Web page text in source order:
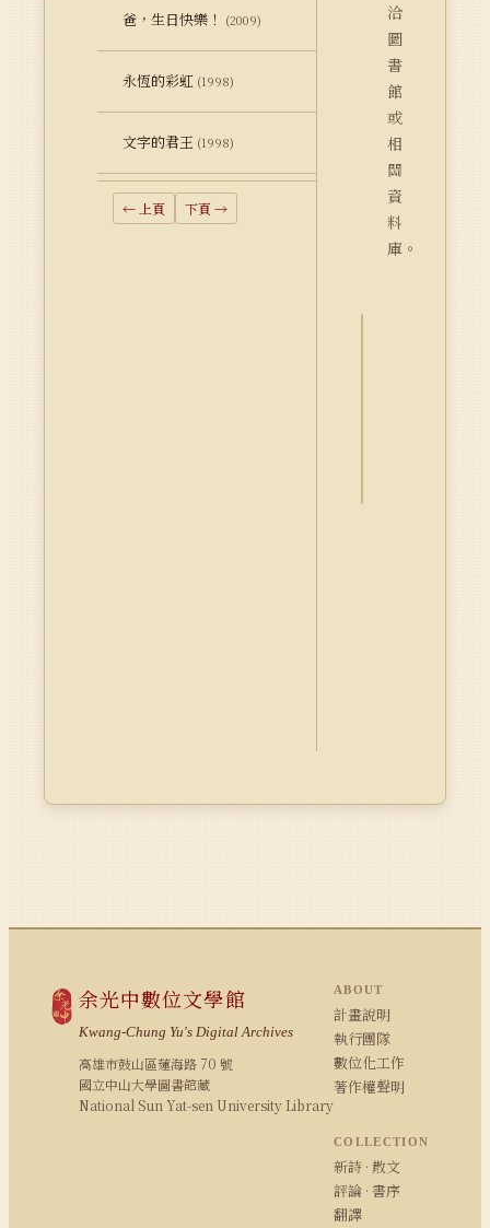
爸，生日快樂！ (2009)
永恆的彩虹 (1998)
文字的君王 (1998)
← 上頁 下頁 →
洽
圖
書
館
或
相
關
資
料
庫。
余光中數位文學館
Kwang-Chung Yu's Digital Archives
高雄市鼓山區蓮海路 70 號
國立中山大學圖書館藏
National Sun Yat-sen University Library
ABOUT
計畫說明
執行團隊
數位化工作
著作權聲明
COLLECTION
新詩 · 散文
評論 · 書序
翻譯